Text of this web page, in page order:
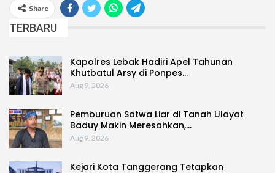
Share
TERBARU
Kapolres Lebak Hadiri Apel Tahunan
Khutbatul Arsy di Ponpes…
Aug 9, 2026
Pemburuan Satwa Liar di Tanah Ulayat
Baduy Makin Meresahkan,…
Aug 9, 2026
Kejari Kota Tanggerang Tetapkan